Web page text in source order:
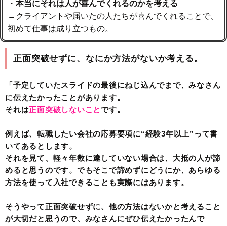
・ 本当にそれは人が喜んでくれるのかを考える
→クライアントや届いたの人たちが喜んでくれることで、
初めて仕事は成り立つもの。
正面突破せずに、なにか方法がないか考える。
「予定していたスライドの最後にねじ込んでまで、みなさん
に伝えたかったことがあります。
それは正面突破しないことです。
例えば、転職したい会社の応募要項に“経験3年以上”って書
いてあるとします。
それを見て、軽々年数に達していない場合は、大抵の人が諦
めると思うのです。でもそこで諦めずにどうにか、あらゆる
方法を使って入社できることも実際にはあります。
そうやって正面突破せずに、他の方法はないかと考えること
が大切だと思うので、みなさんにぜひ伝えたかったんで